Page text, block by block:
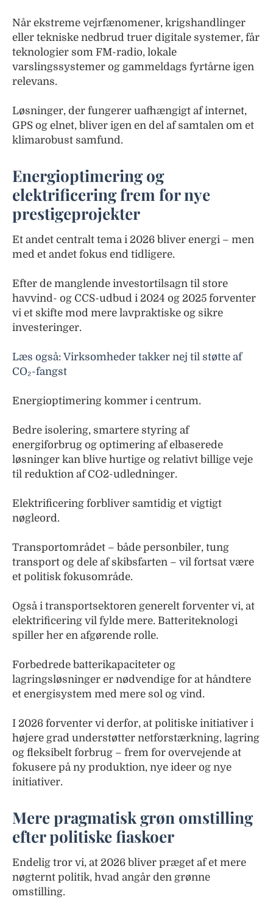
Når ekstreme vejrfænomener, krigshandlinger
eller tekniske nedbrud truer digitale systemer, får
teknologier som FM-radio, lokale
varslingssystemer og gammeldags fyrtårne igen
relevans.
Løsninger, der fungerer uafhængigt af internet,
GPS og elnet, bliver igen en del af samtalen om et
klimarobust samfund.
Energioptimering og
elektrificering frem for nye
prestigeprojekter
Et andet centralt tema i 2026 bliver energi – men
med et andet fokus end tidligere.
Efter de manglende investortilsagn til store
havvind- og CCS-udbud i 2024 og 2025 forventer
vi et skifte mod mere lavpraktiske og sikre
investeringer.
Læs også: Virksomheder takker nej til støtte af
CO₂-fangst
Energioptimering kommer i centrum.
Bedre isolering, smartere styring af
energiforbrug og optimering af elbaserede
løsninger kan blive hurtige og relativt billige veje
til reduktion af CO2-udledninger.
Elektrificering forbliver samtidig et vigtigt
nøgleord.
Transportområdet – både personbiler, tung
transport og dele af skibsfarten – vil fortsat være
et politisk fokusområde.
Også i transportsektoren generelt forventer vi, at
elektrificering vil fylde mere. Batteriteknologi
spiller her en afgørende rolle.
Forbedrede batterikapaciteter og
lagringsløsninger er nødvendige for at håndtere
et energisystem med mere sol og vind.
I 2026 forventer vi derfor, at politiske initiativer i
højere grad understøtter netforstærkning, lagring
og fleksibelt forbrug – frem for overvejende at
fokusere på ny produktion, nye ideer og nye
initiativer.
Mere pragmatisk grøn omstilling
efter politiske fiaskoer
Endelig tror vi, at 2026 bliver præget af et mere
nøgternt politik, hvad angår den grønne
omstilling.